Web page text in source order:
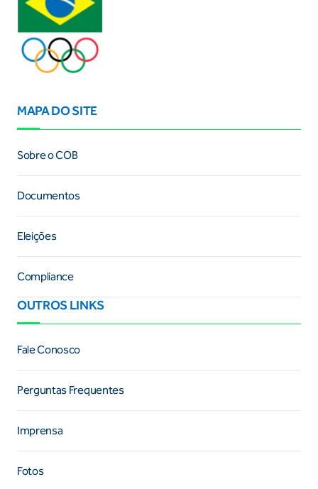
MAPA DO SITE
Sobre o COB
Documentos
Eleições
Compliance
OUTROS LINKS
Fale Conosco
Perguntas Frequentes
Imprensa
Fotos